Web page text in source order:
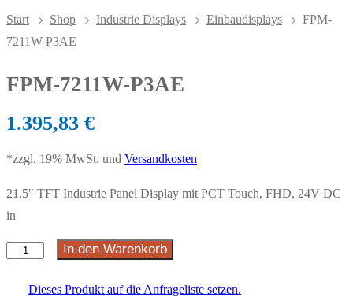
Start Shop Industrie Displays Einbaudisplays
FPM-
7211W-P3AE
FPM-7211W-P3AE
1.395,83 €
*zzgl. 19% MwSt. und Versandkosten
21.5″ TFT Industrie Panel Display mit PCT Touch, FHD, 24V DC
in
In den Warenkorb
Dieses Produkt auf die Anfrageliste setzen.